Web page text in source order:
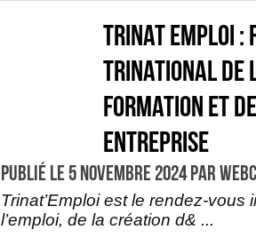
Trinat emploi :
trinational de
formation et
entreprise
PUBLIÉ LE 5 NOVEMBRE 2024 PAR
Trinat’Emploi est le rendez-vous
l’emploi, de la création d& ...